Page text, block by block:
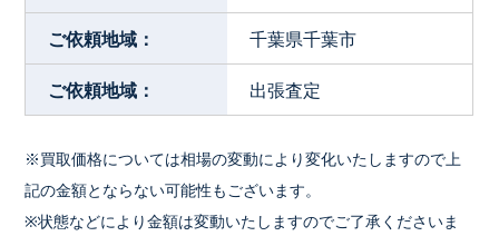
ご依頼地域： 千葉県千葉市
ご依頼地域： 出張査定
※買取価格については相場の変動により変化いたしますので上
記の金額とならない可能性もございます。
※状態などにより金額は変動いたしますのでご了承くださいま